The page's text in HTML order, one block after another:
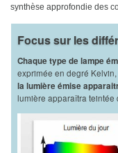
synthèse approfondie des
Focus sur les
Chaque type de lampe
exprimée en degré
la lumière émise
lumière apparaîtra teintée